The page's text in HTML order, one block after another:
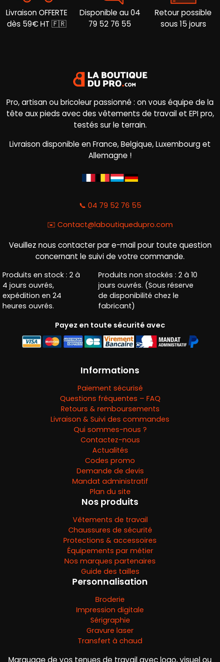
Livraison OFFERTE
dès 59€ HT 🇫🇷
Disponible au 04
79 52 76 55
Retour possible
sous 15 jours
Pro, artisan ou bricoleur passionné : on vous équipe de la
tête aux pieds avec des vêtements de travail et EPI pro,
testés sur le terrain.
Livraison disponible en France, Belgique, Luxembourg et
Allemagne !
📞 04 79 52 76 55
✉️ Contact@laboutiquedupro.com
Veuillez nous contacter par e-mail pour toute question
concernant le suivi de votre commande.
Produits en stock : 2 à
4 jours ouvrés,
expédition en 24
heures ouvrés.
Produits non stockés : 2 à 10
jours ouvrés. (Sous réserve
de disponibilité chez le
fabricant)
Payez en toute sécurité avec
Informations
Paiement sécurisé
Questions fréquentes – FAQ
Retours & remboursements
Livraison & Suivi des commandes
Qui sommes-nous ?
Contactez-nous
Actualités
Codes promo
Demande de devis
Mandat administratif
Plan du site
Nos produits
Vêtements de travail
Chaussures de sécurité
Protections & accessoires
Équipements par métier
Nos marques partenaires
Guide des tailles
Personnalisation
Broderie
Impression digitale
Sérigraphie
Gravure laser
Transfert à chaud
Marquage de vos tenues de travail avec logo, visuel ou